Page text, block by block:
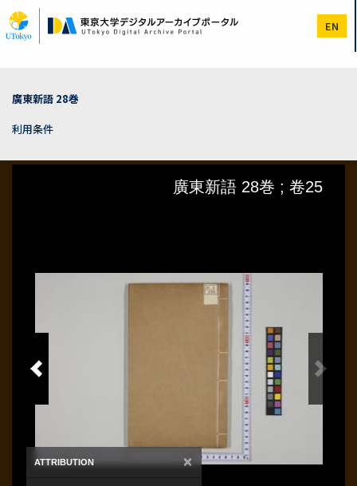
イ
ン
EN
廣東新語 28巻
利用条件